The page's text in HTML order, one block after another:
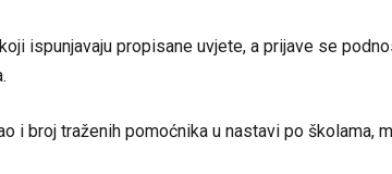
ispunjavaju propisane uvjete, a prijave se
i broj traženih pomoćnika u nastavi po školama,